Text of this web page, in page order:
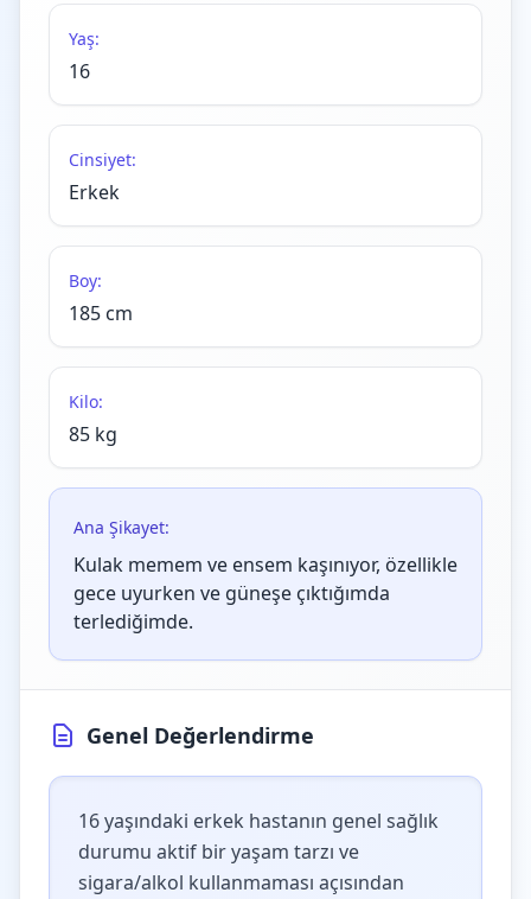
Yaş:
16
Cinsiyet:
Erkek
Boy:
185 cm
Kilo:
85 kg
Ana Şikayet:
Kulak memem ve ensem kaşınıyor, özellikle
gece uyurken ve güneşe çıktığımda
terlediğimde.
Genel Değerlendirme
16 yaşındaki erkek hastanın genel sağlık
durumu aktif bir yaşam tarzı ve
sigara/alkol kullanmaması açısından